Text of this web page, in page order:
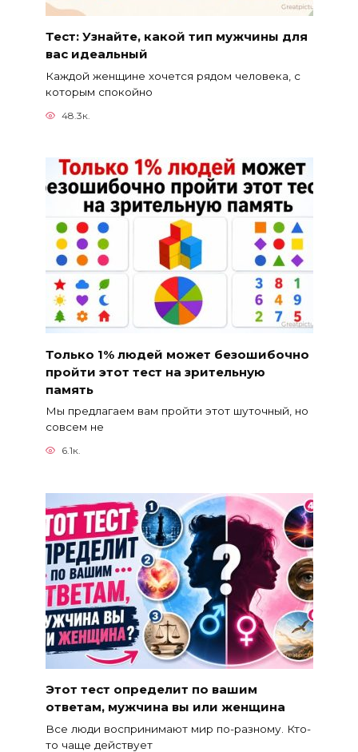
Тест: Узнайте, какой тип мужчины для
вас идеальный
Каждой женщине хочется рядом человека, с
которым спокойно
48.3к.
Только 1% людей может безошибочно
пройти этот тест на зрительную
память
Мы предлагаем вам пройти этот шуточный, но
совсем не
6.1к.
Этот тест определит по вашим
ответам, мужчина вы или женщина
Все люди воспринимают мир по-разному. Кто-
то чаще действует